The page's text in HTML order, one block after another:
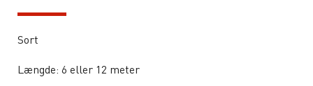
Sort
Længde: 6 eller 12 meter